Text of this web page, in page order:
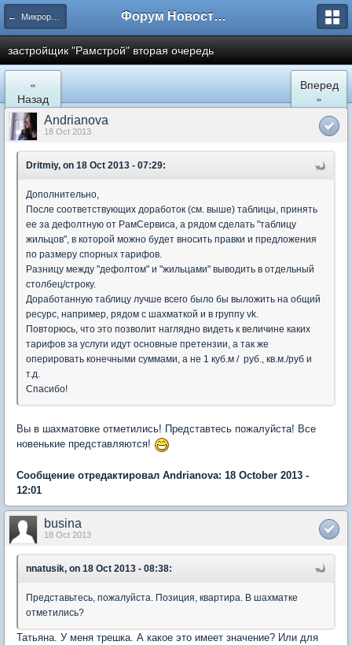
← Микрорайон Солнечный (ул. Лучистая 1, 2, 3) Форум Новостройки
застройщик "Рамстрой" вторая очередь
«
Назад
Вперед
»
Andrianova
18 Oct 2013
Dritmiy, on 18 Oct 2013 - 07:29:
Дополнительно,
После соответствующих доработок (см. выше) таблицы, принять
ее за дефолтную от РамСервиса, а рядом сделать "таблицу
жильцов", в которой можно будет вносить правки и предложения
по размеру спорных тарифов.
Разницу между "дефолтом" и "жильцами" выводить в отдельный
столбец/строку.
Доработанную таблицу лучше всего было бы выложить на общий
ресурс, например, рядом с шахматкой и в группу vk.
Повторюсь, что это позволит наглядно видеть к величине каких
тарифов за услуги идут основные претензии, а так же
оперировать конечными суммами, а не 1 куб.м / руб., кв.м./руб и
т.д.
Спасибо!
Вы в шахматовке отметились! Представтесь пожалуйста! Все
новенькие представляются!
Сообщение отредактировал Andrianova: 18 October 2013 -
12:01
busina
18 Oct 2013
nnatusik, on 18 Oct 2013 - 08:38:
Представьтесь, пожалуйста. Позиция, квартира. В шахматке
отметились?
Татьяна. У меня трешка. А какое это имеет значение? Или для